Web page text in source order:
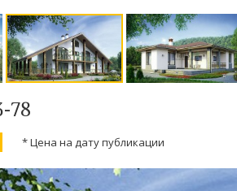
78
* Цена на дату публикации